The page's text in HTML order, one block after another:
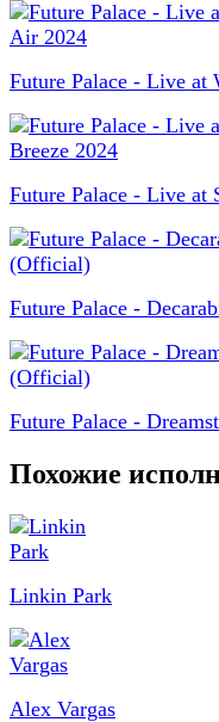
Future Palace - Live at
Future Palace - Live at
Future Palace -
Future Palace -
Похожие
Linkin Park
Alex Vargas